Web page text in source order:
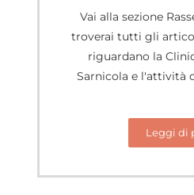
Vai alla sezione
troverai tutti gli
riguardano la
Sarnicola e l'attività
Leggi di